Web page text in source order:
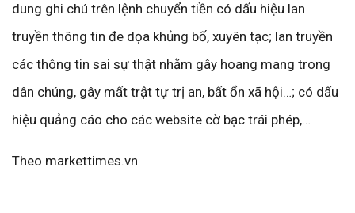
dung ghi chú trên lệnh chuyển tiền có dấu hiệu lan
truyền thông tin đe dọa khủng bố, xuyên tạc; lan truyền
các thông tin sai sự thật nhằm gây hoang mang trong
dân chúng, gây mất trật tự trị an, bất ổn xã hội…; có dấu
hiệu quảng cáo cho các website cờ bạc trái phép,…
Theo markettimes.vn